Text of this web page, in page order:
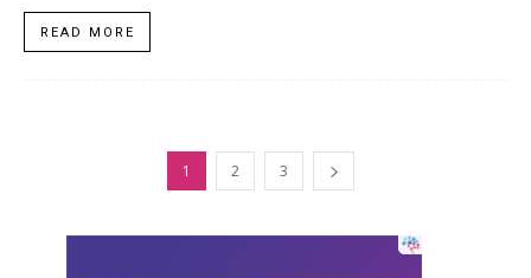
READ MORE
1 2 3